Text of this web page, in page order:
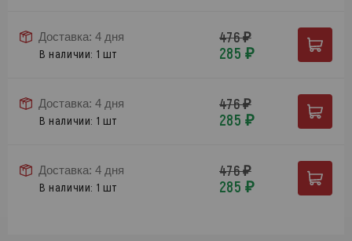
Доставка: 4 дня
В наличии: 1 шт
476 ₽
285 ₽
Доставка: 4 дня
В наличии: 1 шт
476 ₽
285 ₽
Доставка: 4 дня
В наличии: 1 шт
476 ₽
285 ₽